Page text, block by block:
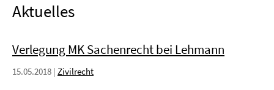
Aktuelles
Verlegung MK Sachenrecht bei Lehmann
15.05.2018 | Zivilrecht